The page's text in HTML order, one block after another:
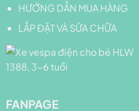
HƯỚNG DẪN MUA HÀNG
LẮP ĐẶT VÀ SỬA CHỮA
FANPAGE